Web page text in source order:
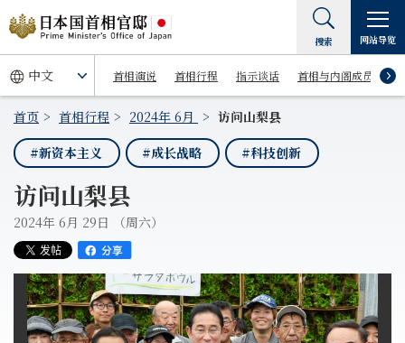
首相演说 首相行程 指示谈话 首相与内阁成员
搜索 网站导览
首页 首相行程 2024年 6月
访问山梨县
#新资本主义
#成长战略 #科技创新
访问山梨县
2024年 6月 29日 （周六）